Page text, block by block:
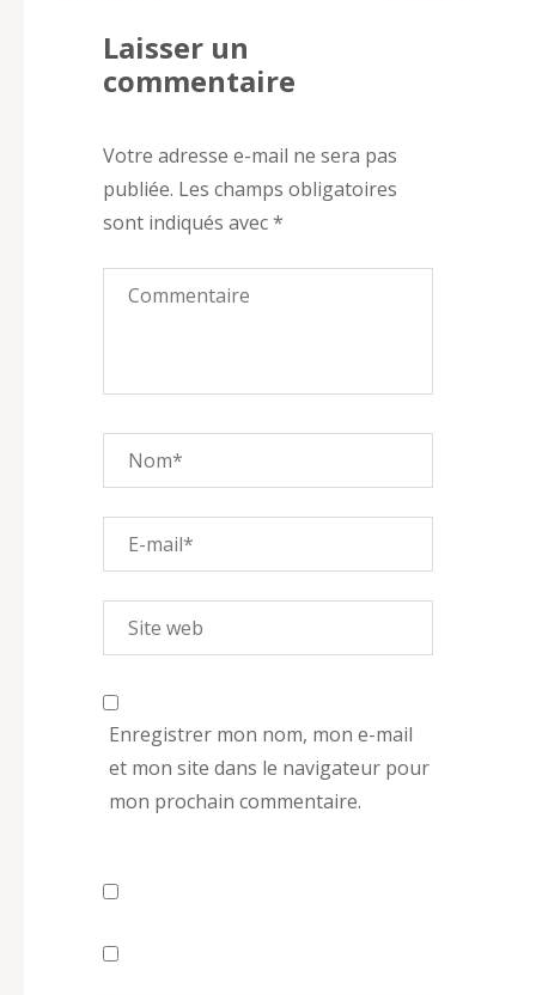
Laisser un
commentaire
Votre adresse e-mail ne sera pas
publiée. Les champs obligatoires
sont indiqués avec*
Enregistrer mon nom, mon e-mail
et mon site dans le navigateur pour
mon prochain commentaire.